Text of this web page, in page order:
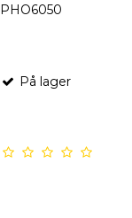
PHO6050
På lager